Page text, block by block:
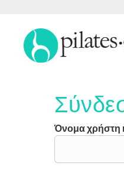
Όνομα χρήστη